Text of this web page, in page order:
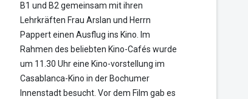
B1 und B2 gemeinsam mit ihren
Lehrkräften Frau Arslan und Herrn
Pappert einen Ausflug ins Kino. Im
Rahmen des beliebten Kino-Cafés wurde
um 11.30 Uhr eine Kino-vorstellung im
Casablanca-Kino in der Bochumer
Innenstadt besucht. Vor dem Film gab es